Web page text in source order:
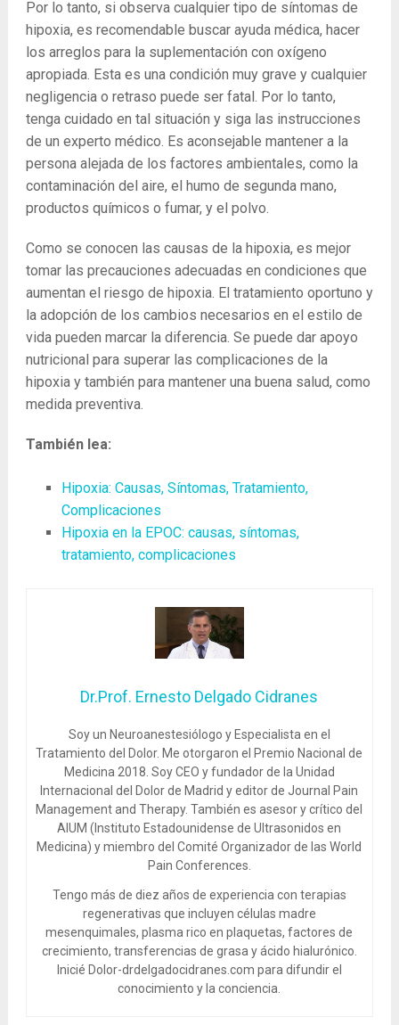
Por lo tanto, si observa cualquier tipo de síntomas de
hipoxia, es recomendable buscar ayuda médica, hacer
los arreglos para la suplementación con oxígeno
apropiada. Esta es una condición muy grave y cualquier
negligencia o retraso puede ser fatal. Por lo tanto,
tenga cuidado en tal situación y siga las instrucciones
de un experto médico. Es aconsejable mantener a la
persona alejada de los factores ambientales, como la
contaminación del aire, el humo de segunda mano,
productos químicos o fumar, y el polvo.
Como se conocen las causas de la hipoxia, es mejor
tomar las precauciones adecuadas en condiciones que
aumentan el riesgo de hipoxia. El tratamiento oportuno y
la adopción de los cambios necesarios en el estilo de
vida pueden marcar la diferencia. Se puede dar apoyo
nutricional para superar las complicaciones de la
hipoxia y también para mantener una buena salud, como
medida preventiva.
También lea:
Hipoxia: Causas, Síntomas, Tratamiento,
Complicaciones
Hipoxia en la EPOC: causas, síntomas,
tratamiento, complicaciones
Dr.Prof. Ernesto Delgado Cidranes
Soy un Neuroanestesiólogo y Especialista en el
Tratamiento del Dolor. Me otorgaron el Premio Nacional de
Medicina 2018. Soy CEO y fundador de la Unidad
Internacional del Dolor de Madrid y editor de Journal Pain
Management and Therapy. También es asesor y crítico del
AIUM (Instituto Estadounidense de Ultrasonidos en
Medicina) y miembro del Comité Organizador de las World
Pain Conferences.
Tengo más de diez años de experiencia con terapias
regenerativas que incluyen células madre
mesenquimales, plasma rico en plaquetas, factores de
crecimiento, transferencias de grasa y ácido hialurónico.
Inicié Dolor-drdelgadocidranes.com para difundir el
conocimiento y la conciencia.